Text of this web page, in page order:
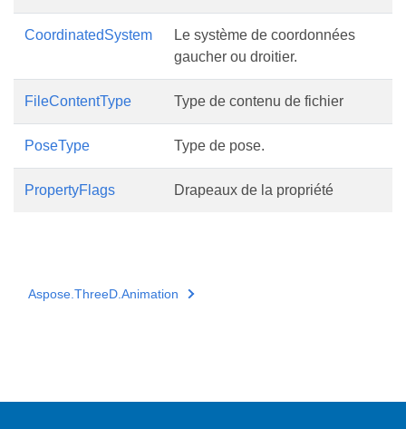
CoordinatedSystem
Le système de coordonnées
gaucher ou droitier.
FileContentType Type de contenu de fichier
PoseType Type de pose.
PropertyFlags Drapeaux de la propriété
Aspose.ThreeD.Animation